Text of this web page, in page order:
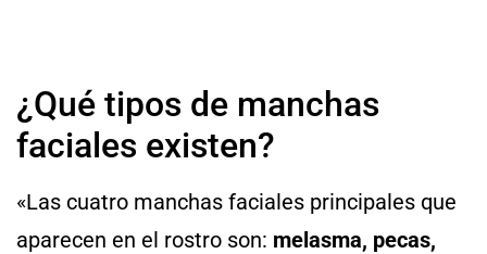
¿Qué tipos de manchas
faciales existen?
«Las cuatro manchas faciales principales que
aparecen en el rostro son: melasma, pecas,